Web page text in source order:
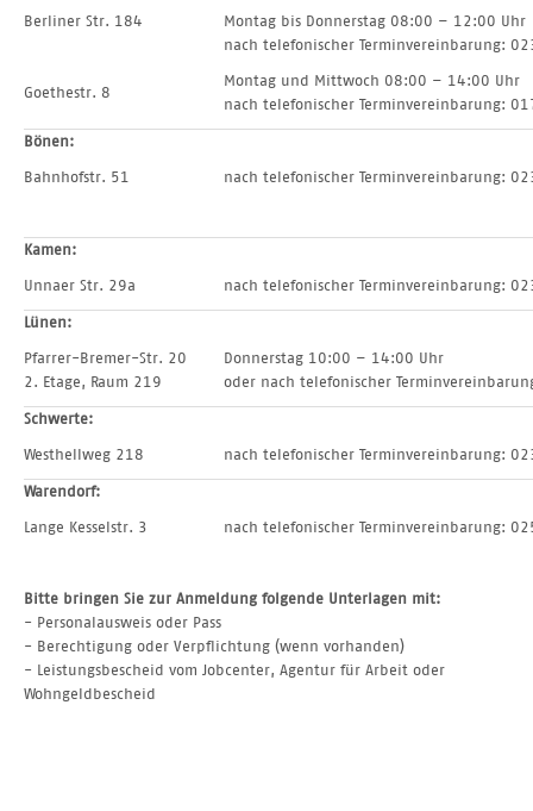
Berliner Str. 184
Goethestr. 8
Montag bis Donnerstag 08:00 – 12:00 Uhr
nach telefonischer Terminvereinbarung:
Montag und Mittwoch 08:00 – 14:00 Uhr
nach telefonischer Terminvereinbarung:
Bönen:
Bahnhofstr. 51
nach telefonischer Terminvereinbarung:
Kamen:
Unnaer Str. 29a
nach telefonischer Terminvereinbarung:
Lünen:
Pfarrer-Bremer-Str. 20
2. Etage, Raum 219
Donnerstag 10:00 – 14:00 Uhr
oder nach telefonischer
Schwerte:
Westhellweg 218
nach telefonischer Terminvereinbarung:
Warendorf:
Lange Kesselstr. 3
nach telefonischer Terminvereinbarung:
Bitte bringen Sie zur Anmeldung folgende Unterlagen mit:
- Personalausweis oder Pass
- Berechtigung oder Verpflichtung (wenn vorhanden)
- Leistungsbescheid vom Jobcenter, Agentur für Arbeit oder
Wohngeldbescheid